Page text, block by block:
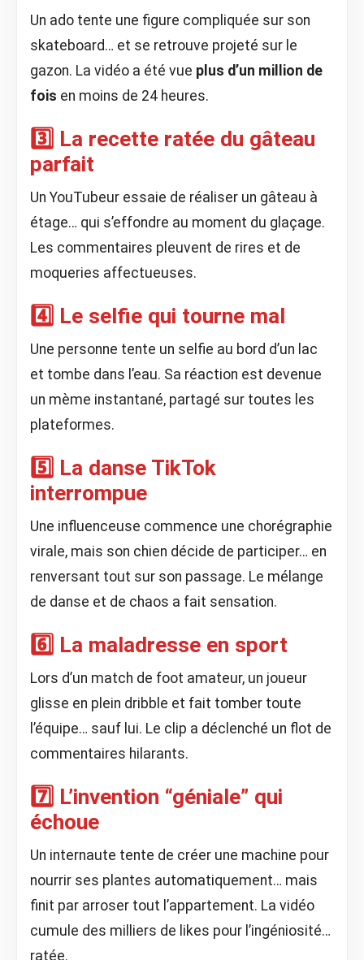
Un ado tente une figure compliquée sur son
skateboard… et se retrouve projeté sur le
gazon. La vidéo a été vue plus d’un million de
fois en moins de 24 heures.
3️⃣ La recette ratée du gâteau
parfait
Un YouTubeur essaie de réaliser un gâteau à
étage… qui s’effondre au moment du glaçage.
Les commentaires pleuvent de rires et de
moqueries affectueuses.
4️⃣ Le selfie qui tourne mal
Une personne tente un selfie au bord d’un lac
et tombe dans l’eau. Sa réaction est devenue
un mème instantané, partagé sur toutes les
plateformes.
5️⃣ La danse TikTok
interrompue
Une influenceuse commence une chorégraphie
virale, mais son chien décide de participer… en
renversant tout sur son passage. Le mélange
de danse et de chaos a fait sensation.
6️⃣ La maladresse en sport
Lors d’un match de foot amateur, un joueur
glisse en plein dribble et fait tomber toute
l’équipe… sauf lui. Le clip a déclenché un flot de
commentaires hilarants.
7️⃣ L’invention “géniale” qui
échoue
Un internaute tente de créer une machine pour
nourrir ses plantes automatiquement… mais
finit par arroser tout l’appartement. La vidéo
cumule des milliers de likes pour l’ingéniosité…
ratée.